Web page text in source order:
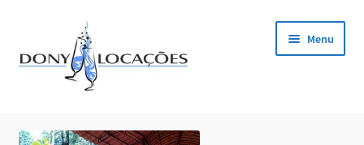
para
navegação
para
o
Menu